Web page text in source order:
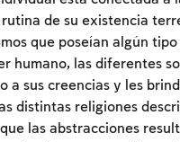
de su existencia
que poseían algún
humano, las diferentes
a sus creencias y les
distintas religiones
las abstracciones